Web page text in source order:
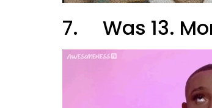
7. Was 13.